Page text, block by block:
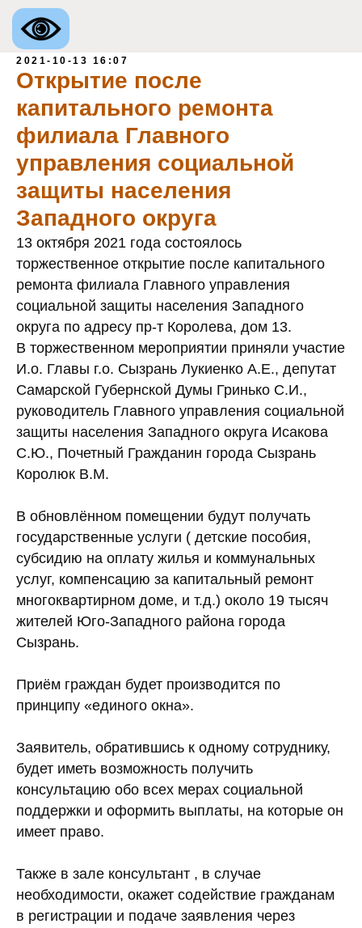
2021-10-13 16:07
Открытие после
капитального ремонта
филиала Главного
управления социальной
защиты населения
Западного округа
13 октября 2021 года состоялось
торжественное открытие после капитального
ремонта филиала Главного управления
социальной защиты населения Западного
округа по адресу пр-т Королева, дом 13.
В торжественном мероприятии приняли участие
И.о. Главы г.о. Сызрань Лукиенко А.Е., депутат
Самарской Губернской Думы Гринько С.И.,
руководитель Главного управления социальной
защиты населения Западного округа Исакова
С.Ю., Почетный Гражданин города Сызрань
Королюк В.М.
В обновлённом помещении будут получать
государственные услуги ( детские пособия,
субсидию на оплату жилья и коммунальных
услуг, компенсацию за капитальный ремонт
многоквартирном доме, и т.д.) около 19 тысяч
жителей Юго-Западного района города
Сызрань.
Приём граждан будет производится по
принципу «единого окна».
Заявитель, обратившись к одному сотруднику,
будет иметь возможность получить
консультацию обо всех мерах социальной
поддержки и оформить выплаты, на которые он
имеет право.
Также в зале консультант , в случае
необходимости, окажет содействие гражданам
в регистрации и подаче заявления через
Самарской
области